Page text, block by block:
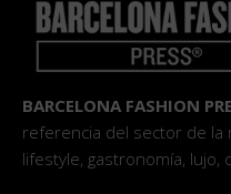
BARCELONA FASHION
referencia del sector de la
lifestyle, gastronomía, lujo,